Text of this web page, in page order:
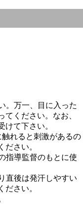
。万一、目に入った
ください。なお、
て下さい。
れると刺激があるの
ださい。
指導監督のもとに使
直後は発汗しやすい
ださい。